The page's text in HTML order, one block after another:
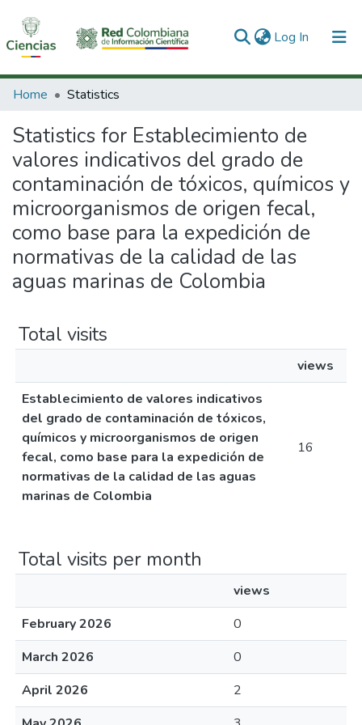
Log In (current)
Communities & Collections
All of DSpace
Home Statistics
Statistics for Establecimiento de
valores indicativos del grado de
contaminación de tóxicos, químicos y
microorganismos de origen fecal,
como base para la expedición de
normativas de la calidad de las
aguas marinas de Colombia
Total visits
views
Establecimiento de valores indicativos
del grado de contaminación de tóxicos,
químicos y microorganismos de origen
fecal, como base para la expedición de
normativas de la calidad de las aguas
marinas de Colombia
16
Total visits per month
views
February 2026
0
March 2026
0
April 2026
2